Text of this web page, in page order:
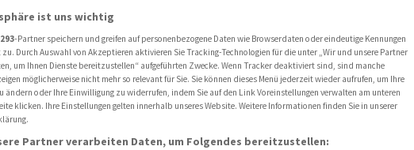
ist uns wichtig
293-Partner speichern und greifen auf personenbezogene Daten wie Browserdaten oder eindeutige Kennungen
zu. Durch Auswahl von Akzeptieren aktivieren Sie Tracking-Technologien für die unter „Wir und unsere Partner
um Ihnen Dienste bereitzustellen“ aufgeführten Zwecke. Wenn Tracker deaktiviert sind, sind manche
möglicherweise nicht mehr so relevant für Sie. Sie können dieses Menü jederzeit wieder aufrufen, um Ihre
ändern oder Ihre Einwilligung zu widerrufen, indem Sie auf den Link Voreinstellungen verwalten am unteren
klicken. Ihre Einstellungen gelten innerhalb unseres Website. Weitere Informationen finden Sie in unserer
Partner verarbeiten Daten, um Folgendes bereitzustellen: